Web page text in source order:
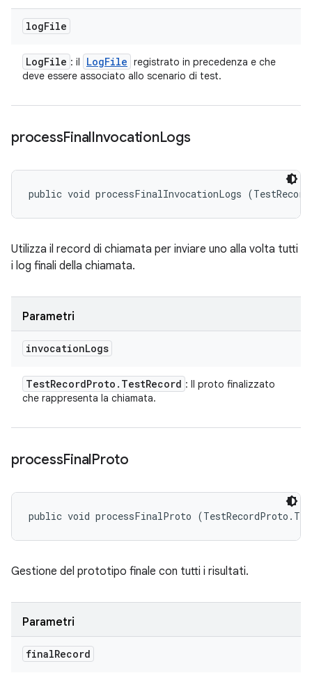
logFile
LogFile : il LogFile registrato in precedenza e che
deve essere associato allo scenario di test.
processFinalInvocationLogs
public void processFinalInvocationLogs
Utilizza il record di chiamata per inviare uno alla volta tutti
i log finali della chiamata.
Parametri
invocationLogs
TestRecordProto . TestRecord : Il proto finalizzato
che rappresenta la chiamata.
processFinalProto
public void processFinalProto
Gestione del prototipo finale con tutti i risultati.
Parametri
finalRecord